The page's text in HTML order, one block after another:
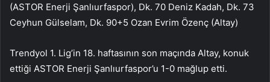
(ASTOR Enerji Şanlıurfaspor), Dk. 70 Deniz Kadah, Dk. 73
Ceyhun Gülselam, Dk. 90+5 Ozan Evrim Özenç (Altay)
Trendyol 1. Lig’in 18. haftasının son maçında Altay, konuk
ettiği ASTOR Enerji Şanlıurfaspor’u 1-0 mağlup etti.